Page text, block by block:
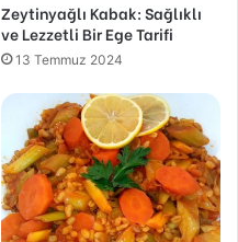
Zeytinyağlı Kabak: Sağlıklı
ve Lezzetli Bir Ege Tarifi
13 Temmuz 2024